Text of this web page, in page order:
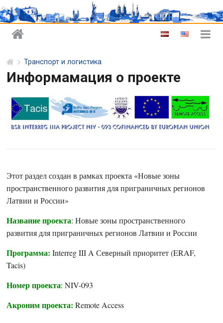
Транспорт и логистика
Информамация о проекте
Этот раздел создан в рамках проекта «Новые зоны
пространственного развития для приграничных регионов
Латвии и России»
Название проекта: Новые зоны пространственного
развития для приграничных регионов Латвии и России
Программа: Interreg III A Северный приоритет (ERAF,
Tacis)
Номер проекта: NIV-093
Акроним проекта: Remote Access